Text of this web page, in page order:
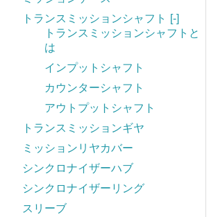
トランスミッションシャフト
[-]
トランスミッションシャフトと
は
インプットシャフト
カウンターシャフト
アウトプットシャフト
トランスミッションギヤ
ミッションリヤカバー
シンクロナイザーハブ
シンクロナイザーリング
スリーブ